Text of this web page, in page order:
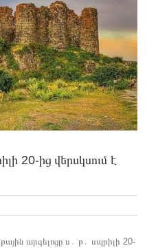
20-ից վերսկսում է
արգելոցը ս․ թ․ սպրիլի 20-